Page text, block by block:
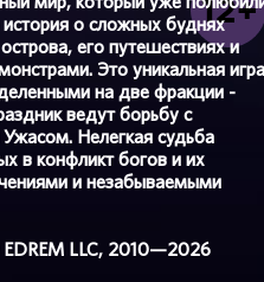
о сложных буднях
его путешествиях и
Это уникальная игра
на две фракции -
ведут борьбу с
Нелегкая судьба
в конфликт богов и их
и незабываемыми
LLC, 2010—2026